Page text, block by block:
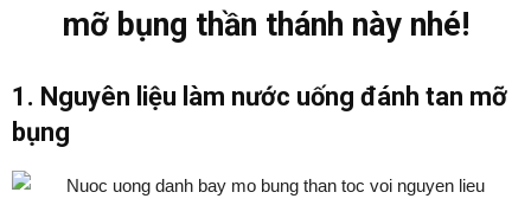
mỡ bụng thần thánh này nhé!
1. Nguyên liệu làm nước uống đánh tan mỡ
bụng